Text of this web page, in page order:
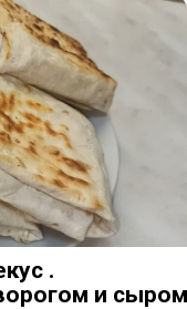
.
и сыром